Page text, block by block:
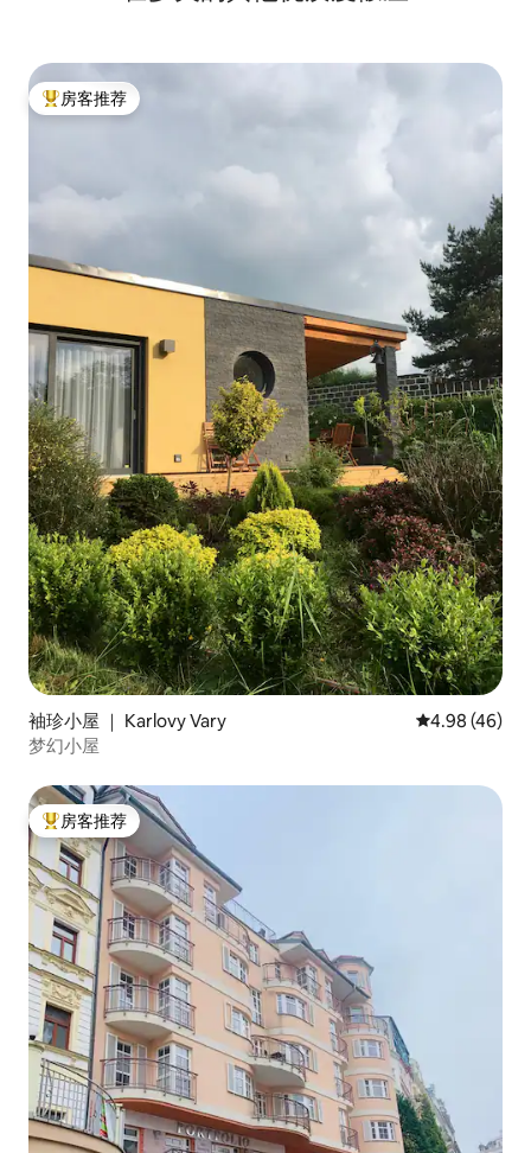
热门「房客推荐」
房客推荐
袖珍小屋 ｜ Karlovy Vary 平均评分
4.98 (46)
梦幻小屋
热门「房客推荐」
房客推荐